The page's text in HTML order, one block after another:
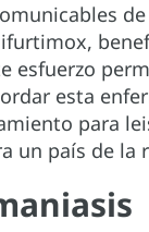
de
esfuerzo
esta
para
un país de la